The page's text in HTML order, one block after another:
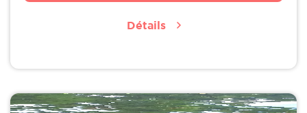
Détails